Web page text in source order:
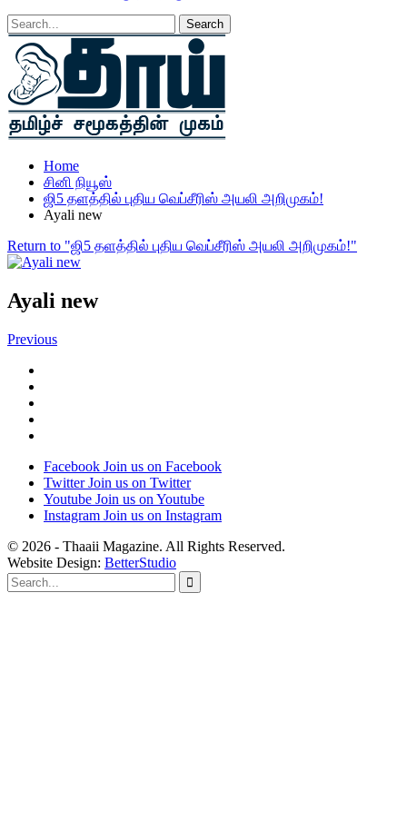
Home
சினி நியூஸ்
ஜி5 தளத்தில் புதிய வெப்சீரிஸ் அயலி அறிமுகம்!
Ayali new
Return to "ஜி5 தளத்தில் புதிய வெப்சீரிஸ் அயலி அறிமுகம்!"
Ayali new
Previous
Facebook Join us on Facebook
Twitter Join us on Twitter
Youtube Join us on Youtube
Instagram Join us on Instagram
© 2026 - Thaaii Magazine. All Rights Reserved.
Website Design: BetterStudio